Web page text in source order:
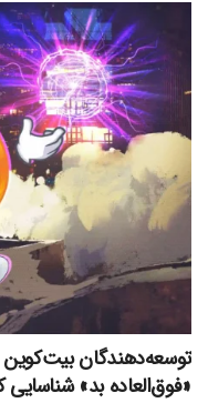
«فوق‌العاده بد» شناسایی